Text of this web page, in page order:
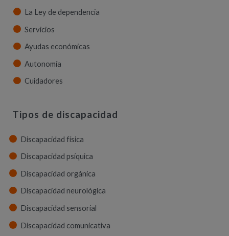
La Ley de dependencia
Servicios
Ayudas económicas
Autonomía
Cuidadores
Tipos de discapacidad
Discapacidad física
Discapacidad psíquica
Discapacidad orgánica
Discapacidad neurológica
Discapacidad sensorial
Discapacidad comunicativa